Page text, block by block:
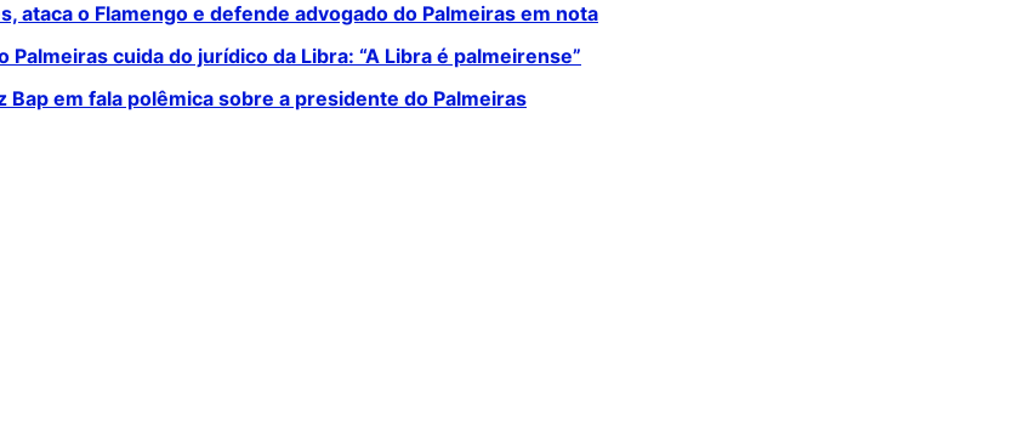
ataca o Flamengo e defende advogado do Palmeiras em nota
Palmeiras cuida do jurídico da Libra: “A Libra é palmeirense”
Bap em fala polêmica sobre a presidente do Palmeiras